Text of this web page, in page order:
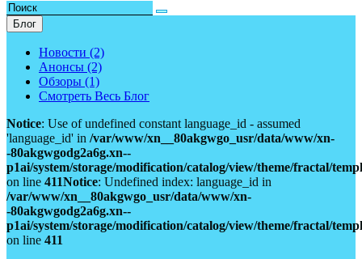
Блог
Новости (2)
Анонсы (2)
Обзоры (1)
Смотреть Весь Блог
Notice: Use of undefined constant language_id - assumed
'language_id' in /var/www/xn__80akgwgo_usr/data/www/xn-
-80akgwgodg2a6g.xn--
p1ai/system/storage/modification/catalog/view/theme/fractal/
on line 411Notice: Undefined index: language_id in
/var/www/xn__80akgwgo_usr/data/www/xn-
-80akgwgodg2a6g.xn--
p1ai/system/storage/modification/catalog/view/theme/fractal/
on line 411